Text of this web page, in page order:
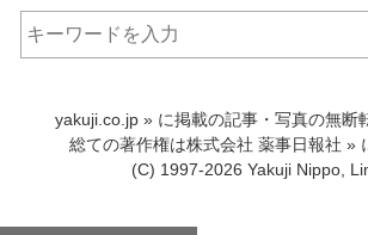
yakuji.co.jp » に掲載の記事・写真の無断
総ての著作権は株式会社 薬事日報社 »
(C) 1997-2026 Yakuji Nippo,